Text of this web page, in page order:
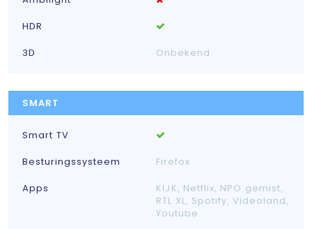
HDR
3D
Onbekend
SMART
Smart TV
Besturingssysteem
Firefox
Apps
KIJK, Netflix, NPO gemist,
RTL XL, Spotify, Videoland,
Youtube